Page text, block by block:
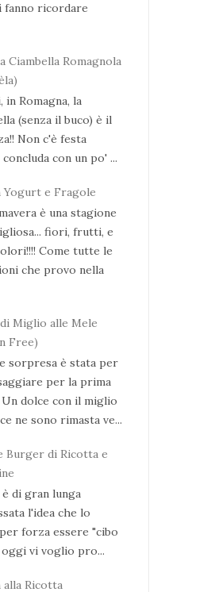
fanno ricordare
Ciambella Romagnola
in Romagna, la
(senza il buco) è il
Non c'è festa
con un po' ...
Yogurt e Fragole
è una stagione
fiori, frutti, e
Come tutte le
che provo nella
Miglio alle Mele
Free)
sorpresa è stata per
per la prima
dolce con il miglio
ne sono rimasta ve...
Burger di Ricotta e
di gran lunga
l'idea che lo
forza essere "cibo
vi voglio pro...
Ricotta